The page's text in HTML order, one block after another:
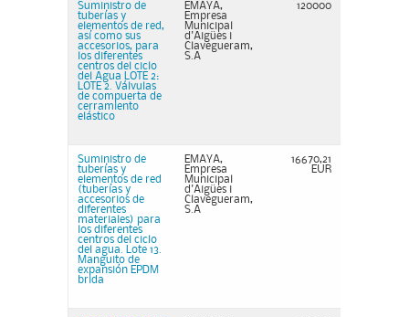
Suministro de
tuberías y
elementos de red,
así como sus
accesorios, para
los diferentes
centros del ciclo
del Agua LOTE 2:
LOTE 2. Válvulas
de compuerta de
cerramiento
elástico
EMAYA,
Empresa
Municipal
d'Aigües i
Clavegueram,
S.A
120000
Suministro de
tuberías y
elementos de red
(tuberías y
accesorios de
diferentes
materiales) para
los diferentes
centros del ciclo
del agua. Lote 13.
Manguito de
expansión EPDM
brida
EMAYA,
Empresa
Municipal
d'Aigües i
Clavegueram,
S.A
16670,21
EUR